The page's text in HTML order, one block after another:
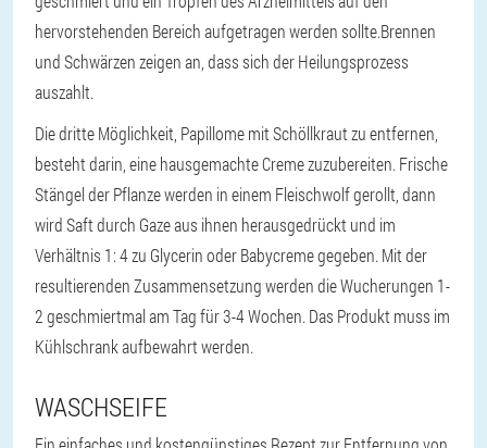
hervorstehenden Bereich aufgetragen werden sollte.Brennen
und Schwärzen zeigen an, dass sich der Heilungsprozess
auszahlt.
Die dritte Möglichkeit, Papillome mit Schöllkraut zu entfernen,
besteht darin, eine hausgemachte Creme zuzubereiten. Frische
Stängel der Pflanze werden in einem Fleischwolf gerollt, dann
wird Saft durch Gaze aus ihnen herausgedrückt und im
Verhältnis 1: 4 zu Glycerin oder Babycreme gegeben. Mit der
resultierenden Zusammensetzung werden die Wucherungen 1-
2 geschmiertmal am Tag für 3-4 Wochen. Das Produkt muss im
Kühlschrank aufbewahrt werden.
WASCHSEIFE